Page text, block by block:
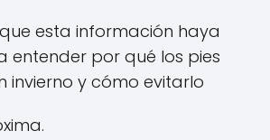
esta información haya
entender por qué los pies
invierno y cómo evitarlo